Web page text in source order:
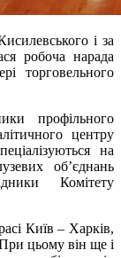
і за
робоча нарада
торговельного
профільного
центру
на
об’єднань
Комітету
Київ – Харків,
цьому він ще і